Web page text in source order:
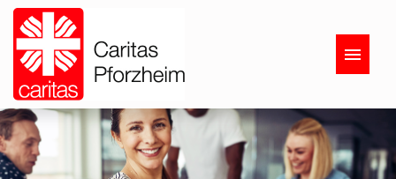
Deutsch
Stellenangebote